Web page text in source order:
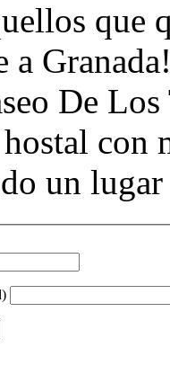
que
a
De
con
un